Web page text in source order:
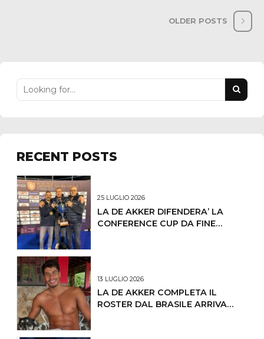
OLDER POSTS
RECENT POSTS
25 LUGLIO 2026
LA DE AKKER DIFENDERA’ LA
CONFERENCE CUP DA FINE
13 LUGLIO 2026
LA DE AKKER COMPLETA IL
ROSTER DAL BRASILE ARRIVA